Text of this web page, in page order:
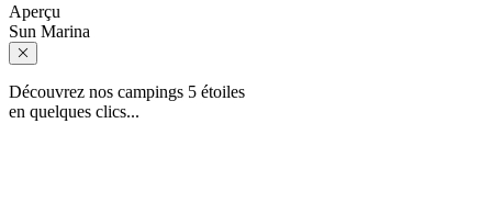
Aperçu
Sun Marina
Découvrez nos campings 5 étoiles
en quelques clics...